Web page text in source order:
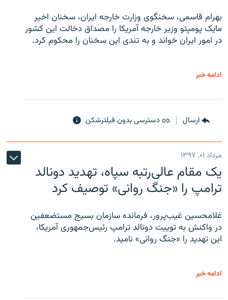
بهرام قاسمی، سخنگوی وزارت خارجه ایران، سخنان اخیر
مایک پومپئو وزیر خارجه آمریکا را مصداق دخالت این کشور
در امور ایران خواند و به تندی این سخنان را محکوم کرد.
ادامه خبر
ارسال دسترسی بدون فیلترشکن
مرداد ۰۱, ۱۳۹۷
یک مقام عالی‌رتبه سپاه، تهدید دونالد
ترامپ را «جنگ روانی» توصیف کرد
غلامحسین غیب‌پرور، فرمانده سازمان بسیج مستضعفین
در واکنش به توییت دونالد ترامپ رئیس‌جمهوری آمریکا،
این تهدید را «جنگ روانی» نامید.
ادامه خبر